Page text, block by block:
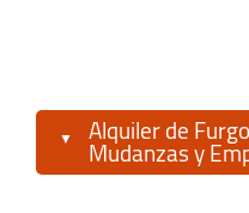
Sábado:09:00 -
Domingo:09:00 -
Alquiler de
Mudanzas y